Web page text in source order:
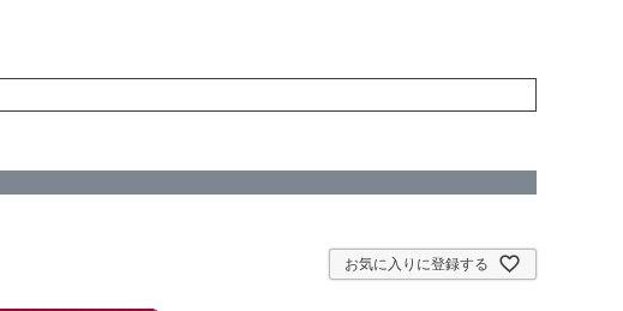
お気に入りに登録する